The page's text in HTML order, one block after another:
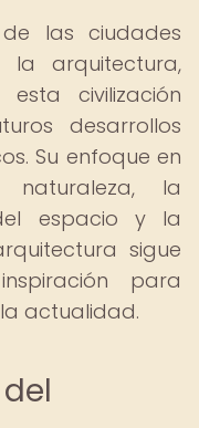
las ciudades
arquitectura,
civilización
desarrollos
Su enfoque en
la
espacio y la
sigue
para
actualidad.